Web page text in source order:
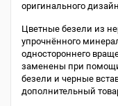
оригинального
Цветные безели из
упрочнённого
одностороннего
заменены при
безели и черные
дополнительный